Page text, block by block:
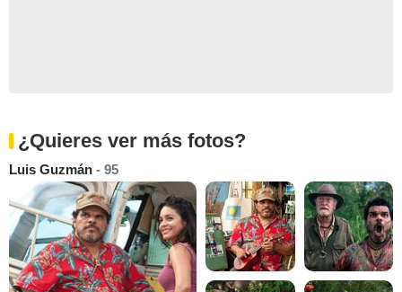
¿Quieres ver más fotos?
Luis Guzmán - 95